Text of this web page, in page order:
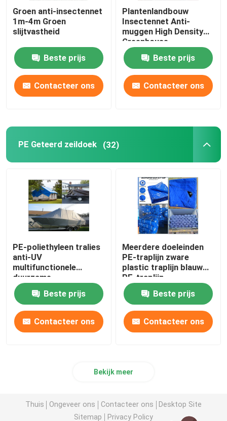
Groen anti-insectennet
1m-4m Groen
slijtvastheid
Beste prijs
Contacteer ons
Plantenlandbouw
Insectennet Anti-
muggen High Density
Greenhouse
Insectennet
Beste prijs
Contacteer ons
PE Geteerd zeildoek (32)
PE-poliethyleen tralies
anti-UV
multifunctionele
duurzame
vrachtwagenbekleding
Beste prijs
Contacteer ons
Meerdere doeleinden
PE-traplijn zware
plastic traplijn blauw
PE-traplijn
Beste prijs
Contacteer ons
Bekijk meer
Thuis Ongeveer ons Contacteer ons
Desktop Site
Sitemap
Privacy Policy